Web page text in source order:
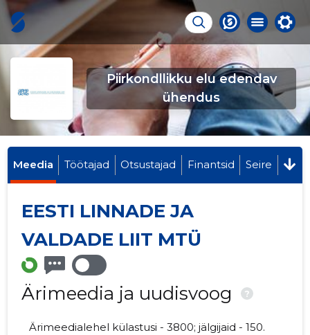
Piirkondllikku elu edendav
ühendus
Meedia Töötajad Otsustajad Finantsid Seire
EESTI LINNADE JA
VALDADE LIIT MTÜ
Ärimeedia ja uudisvoog ?
Ärimeedialehel külastusi - 3800; jälgijaid - 150.